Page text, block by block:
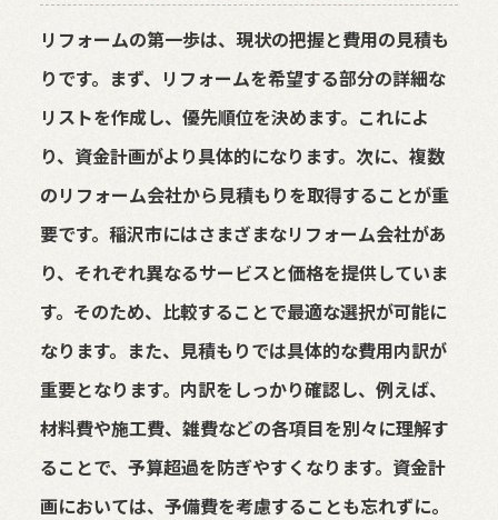
リフォームの第一歩は、現状の把握と費用の見積も
りです。まず、リフォームを希望する部分の詳細な
リストを作成し、優先順位を決めます。これによ
り、資金計画がより具体的になります。次に、複数
のリフォーム会社から見積もりを取得することが重
要です。稲沢市にはさまざまなリフォーム会社があ
り、それぞれ異なるサービスと価格を提供していま
す。そのため、比較することで最適な選択が可能に
なります。また、見積もりでは具体的な費用内訳が
重要となります。内訳をしっかり確認し、例えば、
材料費や施工費、雑費などの各項目を別々に理解す
ることで、予算超過を防ぎやすくなります。資金計
画においては、予備費を考慮することも忘れずに。